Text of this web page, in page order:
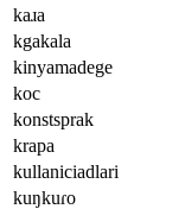
kaɹa
kgakala
kinyamadege
koc
konstsprak
krapa
kullaniciadlari
kuŋkuɾo